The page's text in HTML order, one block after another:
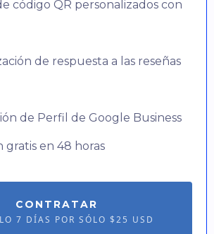
código QR personalizados con
de respuesta a las reseñas
de Perfil de Google Business
gratis en 48 horas
CONTRATAR
7 DÍAS POR SÓLO $25 USD